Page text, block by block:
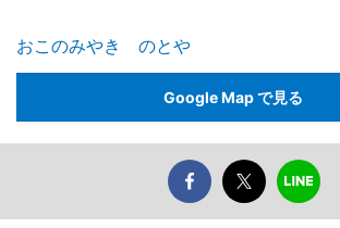
おこのみやき のとや
Google Map で見る